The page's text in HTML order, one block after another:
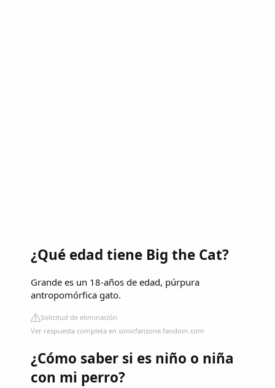
¿Qué edad tiene Big the Cat?
Grande es un 18-años de edad, púrpura
antropomórfica gato.
Solicitud de eliminación
Ver respuesta completa en sonicfanzone.fandom.com
¿Cómo saber si es niño o niña
con mi perro?